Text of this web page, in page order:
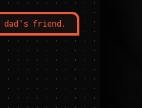
dad's friend.